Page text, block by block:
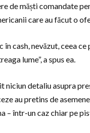
de măști comandate
care au făcut o
în cash, nevăzut, ceea
lume”, a spus ea.
niciun detaliu asupra
au pretins de
– într-un caz chiar pe